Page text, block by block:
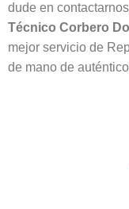
dude en
Técnico Corbero
mejor servicio de
de mano de